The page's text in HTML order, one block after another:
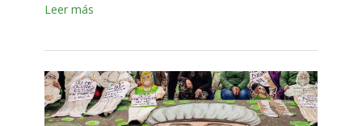
Leer más